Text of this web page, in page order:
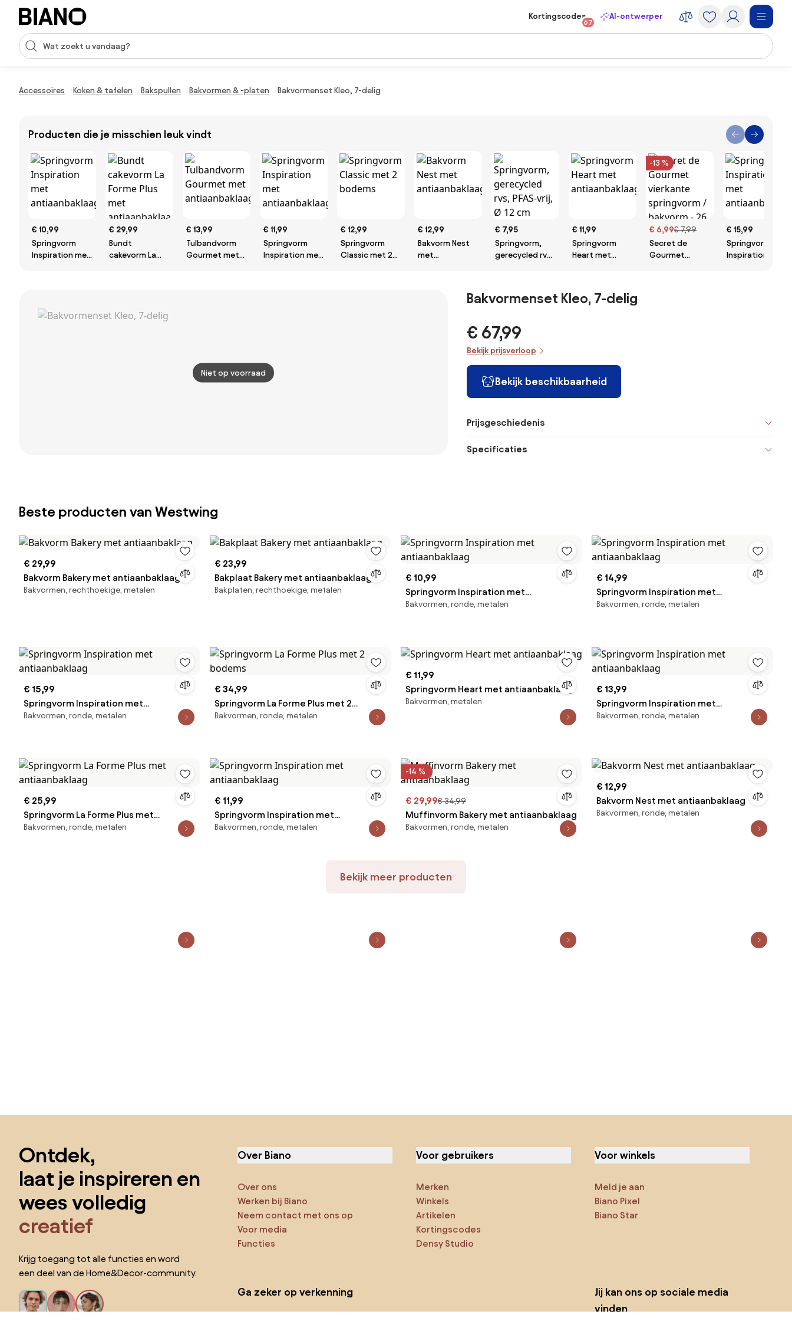
Navigatie overslaan, naar inhoud springen
Zoekopdracht invoeren
Kortingscodes
67
AI-ontwerper
Accessoires Koken & tafelen Bakspullen Bakvormen & -platen Bakvormenset Kleo, 7-delig
Producten die je misschien leuk vindt
€ 10,99
Springvorm
Inspiration met
€ 29,99
Bundt
cakevorm La
€ 13,99
Tulbandvorm
Gourmet met
€ 11,99
Springvorm
Inspiration met
€ 12,99
Springvorm
Classic met 2
€ 12,99
Bakvorm Nest
met
€ 7,95
Springvorm,
gerecycled rvs,
€ 11,99
Springvorm
Heart met
-13 %
€ 6,99€ 7,99
Secret de
Gourmet
€ 15,99
Springvorm
Inspiration met
Niet op voorraad
Bakvormenset Kleo, 7-delig
€ 67,99
Bekijk prijsverloop
Bekijk beschikbaarheid
Prijsgeschiedenis
Specificaties
Beste producten van Westwing
€ 29,99
Bakvorm Bakery met antiaanbaklaag
Bakvormen, rechthoekige, metalen
€ 23,99
Bakplaat Bakery met antiaanbaklaag
Bakplaten, rechthoekige, metalen
€ 10,99
Springvorm Inspiration met
antiaanbaklaag
Bakvormen, ronde, metalen
€ 14,99
Springvorm Inspiration met
antiaanbaklaag
Bakvormen, ronde, metalen
€ 15,99
Springvorm Inspiration met
antiaanbaklaag
Bakvormen, ronde, metalen
€ 34,99
Springvorm La Forme Plus met 2
bodems
Bakvormen, ronde, metalen
€ 11,99
Springvorm Heart met antiaanbaklaag
Bakvormen, metalen
€ 13,99
Springvorm Inspiration met
antiaanbaklaag
Bakvormen, ronde, metalen
€ 25,99
Springvorm La Forme Plus met
antiaanbaklaag
Bakvormen, ronde, metalen
€ 11,99
Springvorm Inspiration met
antiaanbaklaag
Bakvormen, ronde, metalen
-14 %
€ 29,99€ 34,99
Muffinvorm Bakery met antiaanbaklaag
Bakvormen, ronde, metalen
€ 12,99
Bakvorm Nest met antiaanbaklaag
Bakvormen, ronde, metalen
Bekijk meer producten
Ontdek,
laat je inspireren en
wees volledig
creatief
Krijg toegang tot alle functies en word
een deel van de Home&Decor-community.
Over Biano
Over ons
Werken bij Biano
Neem contact met ons op
Voor media
Functies
Voor gebruikers
Merken
Winkels
Artikelen
Kortingscodes
Densy Studio
Voor winkels
Meld je aan
Biano Pixel
Biano Star
Ga zeker op verkenning
Jij kan ons op sociale media
vinden